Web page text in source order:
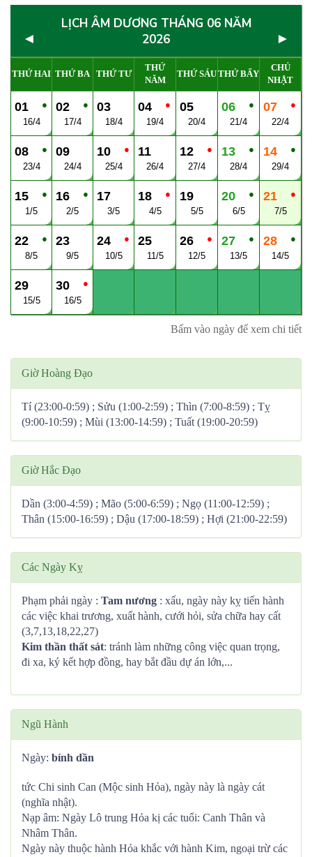
◄
LỊCH ÂM DƯƠNG THÁNG 06 NĂM
2026
►
THỨ HAI THỨ BA THỨ TƯ
THỨ
NĂM
THỨ SÁUTHỨ BẨY
CHỦ
NHẬT
●
01
16/4
●
02
17/4
03
18/4
●
04
19/4
05
20/4
●
06
21/4
●
07
22/4
●
08
23/4
09
24/4
●
10
25/4
11
26/4
●
12
27/4
●
13
28/4
●
14
29/4
●
15
1/5
●
16
2/5
17
3/5
●
18
4/5
19
5/5
●
20
6/5
●
21
7/5
●
22
8/5
23
9/5
●
24
10/5
25
11/5
●
26
12/5
●
27
13/5
●
28
14/5
29
15/5
●
30
16/5
Bấm vào ngày để xem chi tiết
Giờ Hoàng Đạo
Tí (23:00-0:59) ; Sửu (1:00-2:59) ; Thìn (7:00-8:59) ; Tỵ
(9:00-10:59) ; Mùi (13:00-14:59) ; Tuất (19:00-20:59)
Giờ Hắc Đạo
Dần (3:00-4:59) ; Mão (5:00-6:59) ; Ngọ (11:00-12:59) ;
Thân (15:00-16:59) ; Dậu (17:00-18:59) ; Hợi (21:00-22:59)
Các Ngày Kỵ
Phạm phải ngày : Tam nương : xấu, ngày này kỵ tiến hành
các việc khai trương, xuất hành, cưới hỏi, sửa chữa hay cất
(3,7,13,18,22,27)
Kim thần thất sát: tránh làm những công việc quan trọng,
đi xa, ký kết hợp đồng, hay bắt đầu dự án lớn,...
Ngũ Hành
Ngày: bính dần
tức Chi sinh Can (Mộc sinh Hỏa), ngày này là ngày cát
(nghĩa nhật).
Nạp âm: Ngày Lô trung Hỏa kị các tuổi: Canh Thân và
Nhâm Thân.
Ngày này thuộc hành Hỏa khắc với hành Kim, ngoại trừ các